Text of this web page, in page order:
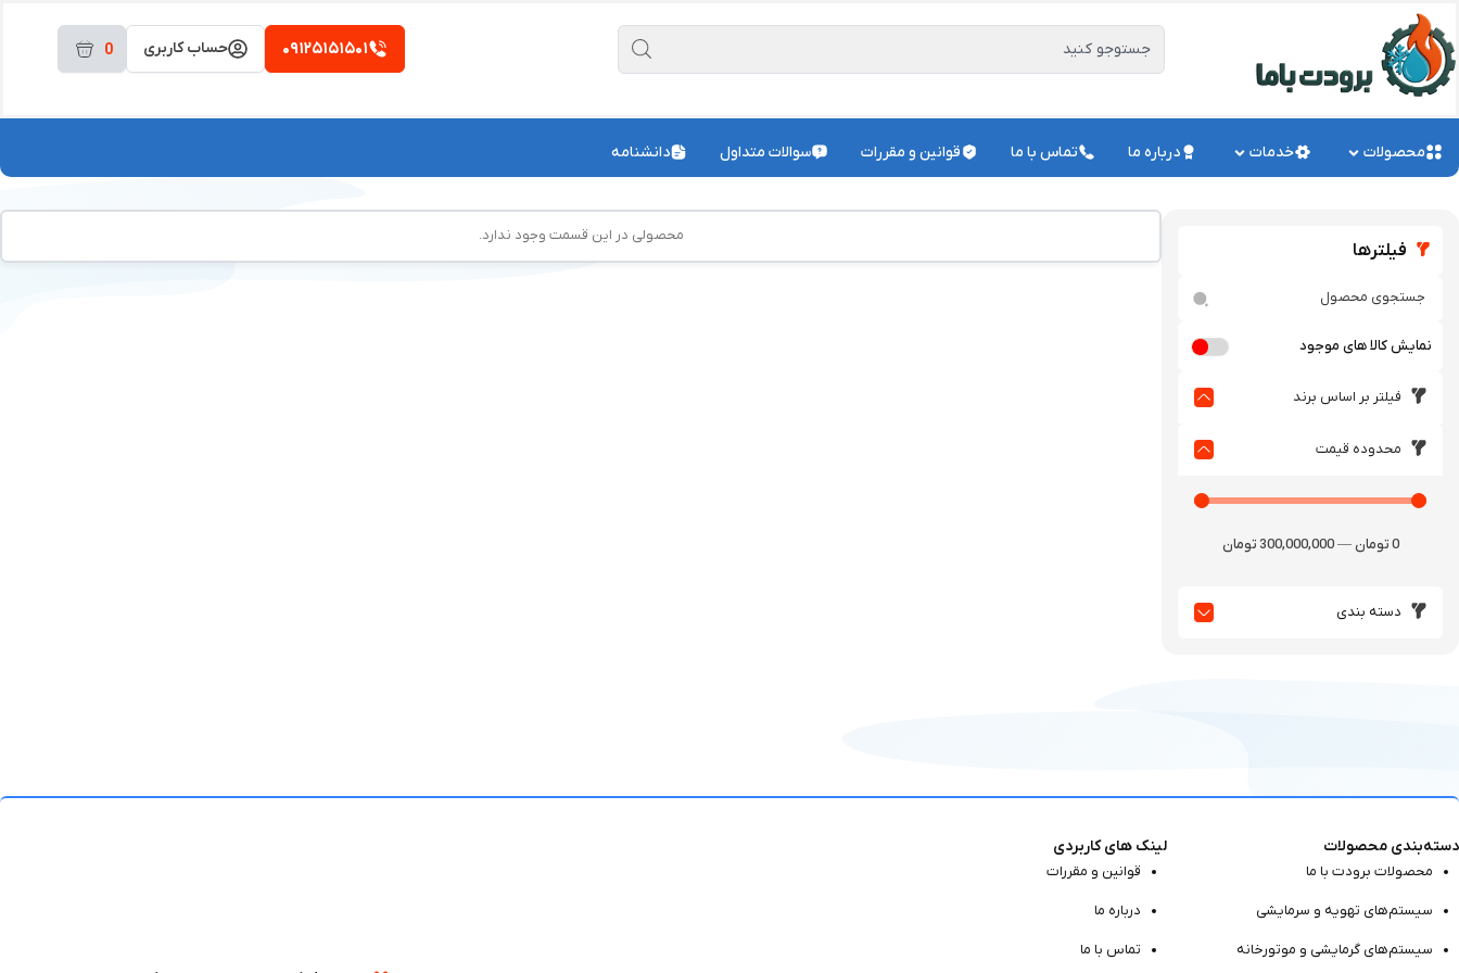
0 حساب کاربری ۰۹۱۲۵۱۵۱۵۰۱
محصولات خدمات درباره ما تماس با ما قوانین و مقررات سوالات متداول دانشنامه
فیلترها
نمایش کالا های موجود
فیلتر بر اساس برند
محدوده قیمت
0تومان—
300,000,000 تومان
دسته بندی
محصولی در این قسمت وجود ندارد.
دسته‌بندی محصولات
محصولات برودت با ما
سیستم‌های تهویه و سرمایشی
سیستم‌های گرمایشی و موتور‌خانه
لینک های کاربردی
قوانین و مقررات
درباره ما
تماس با ما